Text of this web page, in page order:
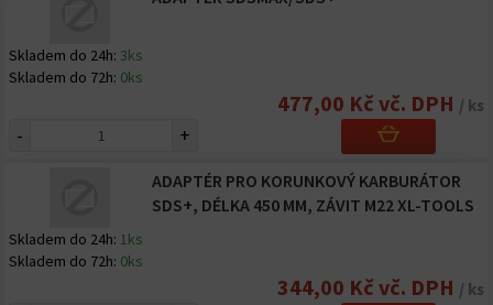
Skladem do 24h: 3ks
Skladem do 72h: 0ks
477,00 Kč vč. DPH / ks
- +
ADAPTÉR PRO KORUNKOVÝ KARBURÁTOR
SDS+, DÉLKA 450 MM, ZÁVIT M22 XL-TOOLS
Skladem do 24h: 1ks
Skladem do 72h: 0ks
344,00 Kč vč. DPH / ks